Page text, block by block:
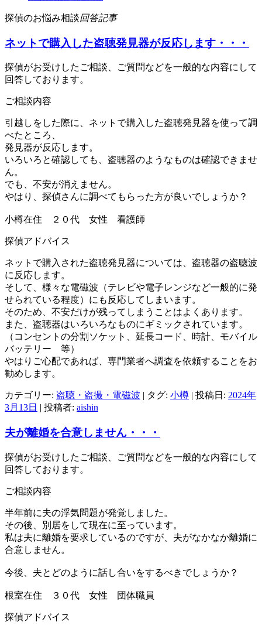
探偵のお悩み相談回答記事
ネットで購入した盗聴発見器が反応します・・・
探偵がお受けしたご相談、ご質問などを一般的な内容にして
回答しております。
ご相談内容
引越しをした際に、ネットで購入した盗聴発見器を使って調
べたところ、
発見器が反応します。
いろいろと確認しても、盗聴器のようなものは確認できませ
ん。
でも、不安が消えません。
やはり、探偵さんに調べてもらった方が良いでしょうか？
小樽在住 ２０代 女性 看護師
探偵アドバイス
ネットで購入された盗聴発見器については、盗聴器の盗聴波
に反応します。
そして、様々な電磁波（テレビや電子レンジなど一般的に発
せられている程度）にも反応してしまいます。
そのため、不安だけが残ってしまうことはよくあります。
また、盗聴器はいろいろなものにギミックされています。
（コンセントの分割ソケット、延長コード、時計、モバイル
バッテリー 等）
やはりご心配であれば、専門業者へ調査を依頼することをお
勧めします。
カテゴリー: 盗聴・盗撮・電磁波 | タグ: 小樽 | 投稿日: 2024年
3月13日 | 投稿者: aishin
夫が離婚を合意しません・・・
探偵がお受けしたご相談、ご質問などを一般的な内容にして
回答しております。
ご相談内容
半年前に夫の浮気問題が発覚しました。
その後、別居をして現在に至っています。
私は夫に離婚を要求しているのですが、夫がなかなか離婚に
合意しません。
今後、夫とどのように話し合いをするべきでしょうか？
根室在住 ３０代 女性 団体職員
探偵アドバイス